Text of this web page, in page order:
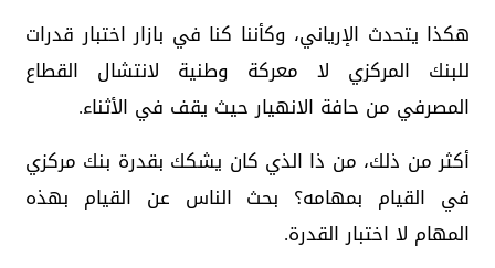
هكذا يتحدث الإرياني، وكأننا كنا في بازار اختبار قدرات
للبنك المركزي لا معركة وطنية لانتشال القطاع
المصرفي من حافة الانهيار حيث يقف في الأثناء.
أكثر من ذلك، من ذا الذي كان يشكك بقدرة بنك مركزي
في القيام بمهامه؟ بحث الناس عن القيام بهذه
المهام لا اختبار القدرة.